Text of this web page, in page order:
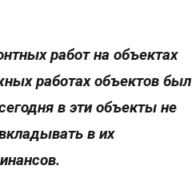
работ на объектах
работах объектов был
в эти объекты не
в их